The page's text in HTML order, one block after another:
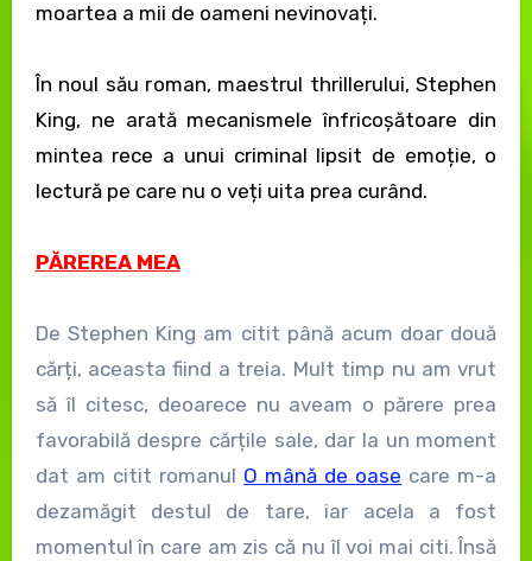
moartea a mii de oameni nevinovați.
În noul său roman, maestrul thrillerului, Stephen
King, ne arată mecanismele înfricoșătoare din
mintea rece a unui criminal lipsit de emoție, o
lectură pe care nu o veți uita prea curând.
PĂREREA MEA
De Stephen King am citit până acum doar două
cărți, aceasta fiind a treia. Mult timp nu am vrut
să îl citesc, deoarece nu aveam o părere prea
favorabilă despre cărțile sale, dar la un moment
dat am citit romanul O mână de oase care m-a
dezamăgit destul de tare, iar acela a fost
momentul în care am zis că nu îl voi mai citi. Însă